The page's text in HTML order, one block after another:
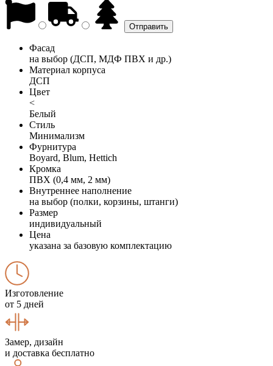
Фасад
на выбор (ДСП, МДФ ПВХ и др.)
Материал корпуса
ДСП
Цвет
<
Белый
Стиль
Минимализм
Фурнитура
Boyard, Blum, Hettich
Кромка
ПВХ (0,4 мм, 2 мм)
Внутреннее наполнение
на выбор (полки, корзины, штанги)
Размер
индивидуальный
Цена
указана за базовую комплектацию
Изготовление
от 5 дней
Замер, дизайн
и доставка бесплатно